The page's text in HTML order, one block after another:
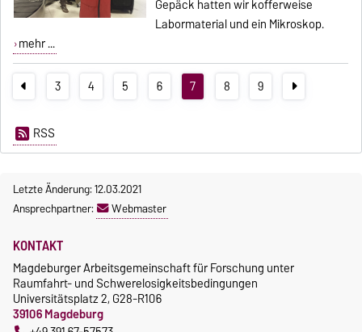
Gepäck hatten wir kofferweise
Labormaterial und ein Mikroskop.
mehr ...
3 4 5 6 7 8 9
RSS
Letzte Änderung: 12.03.2021
Ansprechpartner:
Webmaster
KONTAKT
Magdeburger Arbeitsgemeinschaft für Forschung unter
Raumfahrt- und Schwerelosigkeitsbedingungen
Universitätsplatz 2, G28-R106
39106 Magdeburg